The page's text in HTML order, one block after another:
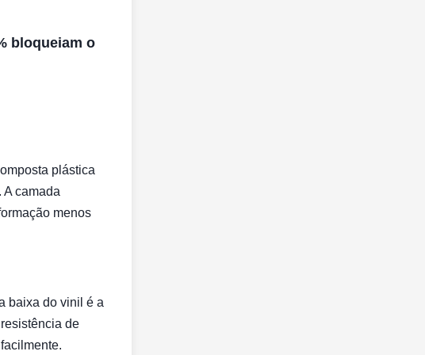
bloqueiam o
plástica
camada
menos
baixa do vinil é a
de